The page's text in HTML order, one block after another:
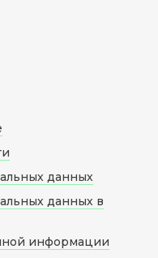
данных
данных в
информации